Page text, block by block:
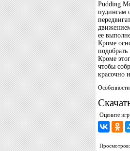
Pudding
пудингам
ее
Кроме
Кроме
чтобы
красочно
Оцените